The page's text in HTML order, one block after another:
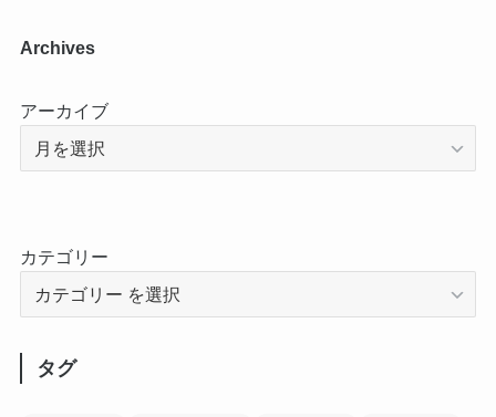
Archives
アーカイブ
カテゴリー
タグ